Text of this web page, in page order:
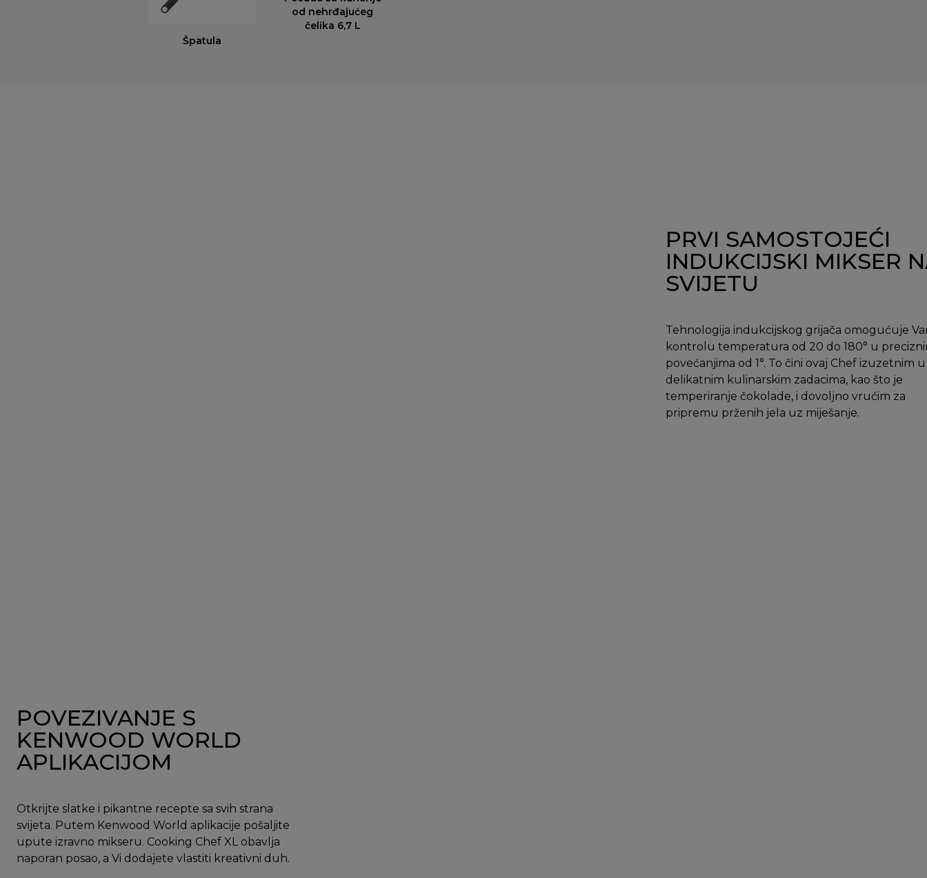
Špatula
od nehrđajućeg
čelika 6,7 L
PRVI SAMOSTOJEĆI
INDUKCIJSKI MIKSER
SVIJETU
Tehnologija indukcijskog grijača omogućuje
kontrolu temperatura od 20 do 180° u
povećanjima od 1°. To čini ovaj Chef izuzetnim u
delikatnim kulinarskim zadacima, kao što je
temperiranje čokolade, i dovoljno vrućim za
pripremu prženih jela uz miješanje.
POVEZIVANJE S
KENWOOD WORLD
APLIKACIJOM
Otkrijte slatke i pikantne recepte sa svih strana
svijeta. Putem Kenwood World aplikacije pošaljite
upute izravno mikseru. Cooking Chef XL obavlja
naporan posao, a Vi dodajete vlastiti kreativni duh.